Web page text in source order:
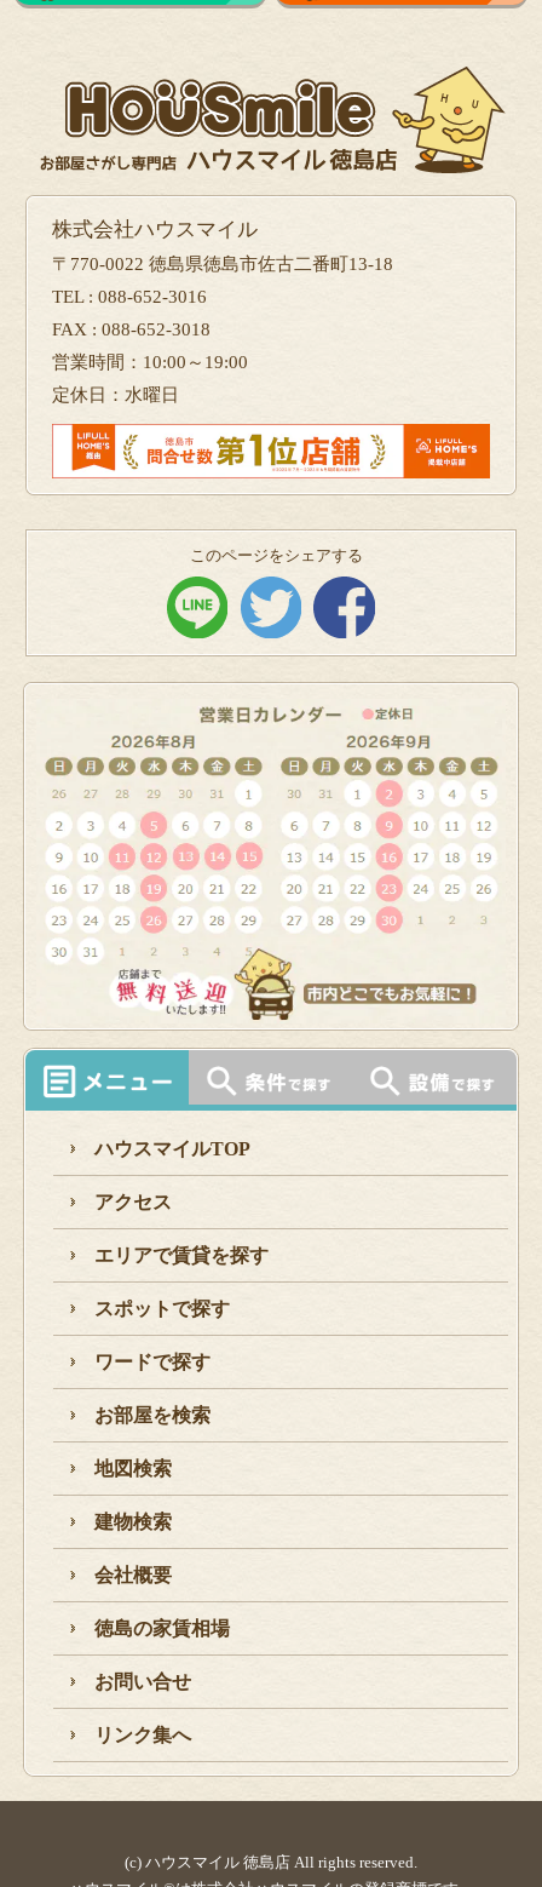
株式会社ハウスマイル
〒770-0022 徳島県徳島市佐古二番町13-18
TEL : 088-652-3016
FAX : 088-652-3018
営業時間：10:00～19:00
定休日：水曜日
このページをシェアする
ハウスマイルTOP
アクセス
エリアで賃貸を探す
スポットで探す
ワードで探す
お部屋を検索
地図検索
建物検索
会社概要
徳島の家賃相場
お問い合せ
リンク集へ
(c) ハウスマイル 徳島店 All rights reserved.